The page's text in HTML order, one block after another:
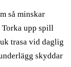
så minskar
upp spill
trasa vid daglig
skyddar